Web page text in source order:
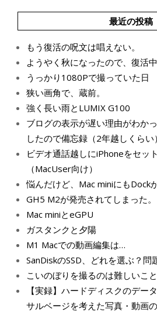
最近の投稿
もう復活の呪文は唱えない。
ようやく秋になったので、復活中
うっかり1080Pで撮っていた日
狭い画角で、蔵前。
強く長い雨とLUMIX G100
ブログの表示が遅い理由がわか
したので備忘録（2年越しくらい）
ビデオ通話越しにiPhoneをセッ
（MacUser向け）
悩んだけど、Mac miniにもDockが
GH5 M2が発売されてしまった。
Mac miniとeGPU
ガスタンクと夕陽
M1 Macでの動画編集は…
SanDiskのSSD、どれを選ぶ？問
こいのぼりを撮るのは難しいこと
【実録】ハードディスクのデ
サルベージを考えた写真・動画